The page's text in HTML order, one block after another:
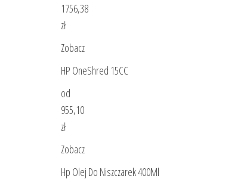
1756,38
zł
Zobacz
HP OneShred 15CC
od
955,10
zł
Zobacz
Hp Olej Do Niszczarek 400Ml